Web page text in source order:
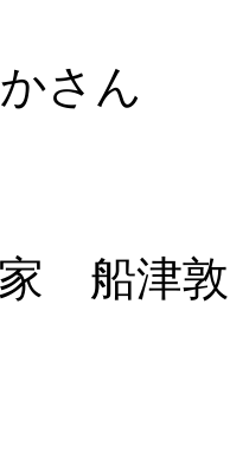
さん
家 船津敦